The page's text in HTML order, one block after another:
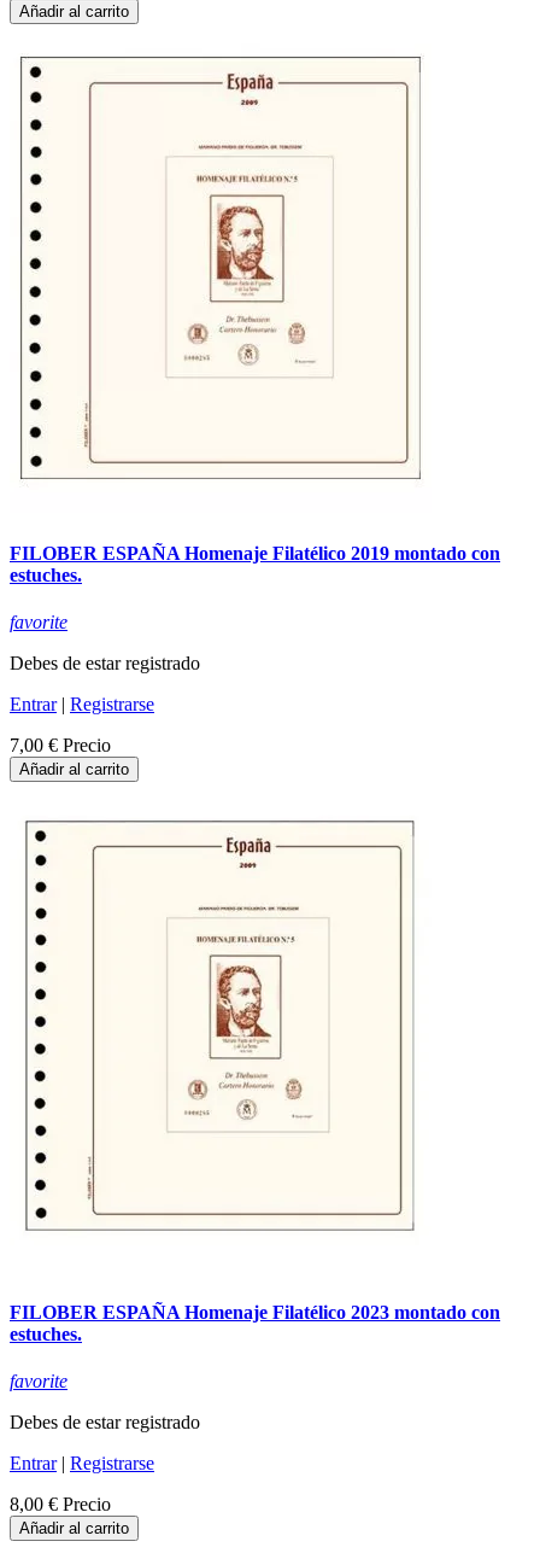
Añadir al carrito
FILOBER ESPAÑA Homenaje Filatélico 2019 montado con
estuches.
favorite
Debes de estar registrado
Entrar| Registrarse
7,00 € Precio
Añadir al carrito
FILOBER ESPAÑA Homenaje Filatélico 2023 montado con
estuches.
favorite
Debes de estar registrado
Entrar| Registrarse
8,00 € Precio
Añadir al carrito